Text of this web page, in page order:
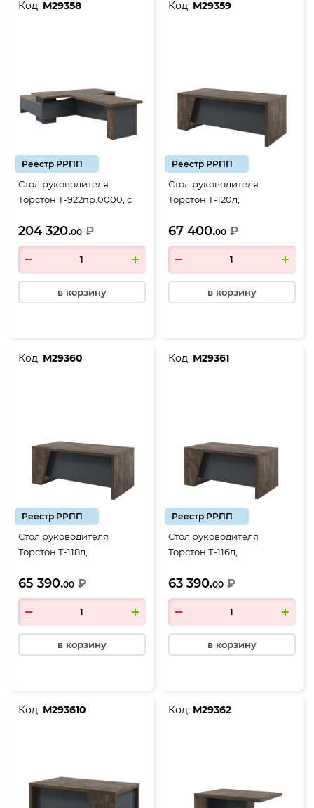
Код: М29358
Реестр РРПП
Стол руководителя
Торстон Т-922пр.0000, с
2200*2000*750, Дуб
Бунратти-Антрацит
204 320.00 ₽
в корзину
Код: М29359
Реестр РРПП
Стол руководителя
Торстон Т-120л,
Бунратти-Антрацит
67 400.00 ₽
в корзину
Код: М29360
Реестр РРПП
Стол руководителя
Торстон Т-118л,
Бунратти-Антрацит
65 390.00 ₽
в корзину
Код: М29361
Реестр РРПП
Стол руководителя
Торстон Т-116л,
Бунратти-Антрацит
63 390.00 ₽
в корзину
Код: М293610 Код: М29362